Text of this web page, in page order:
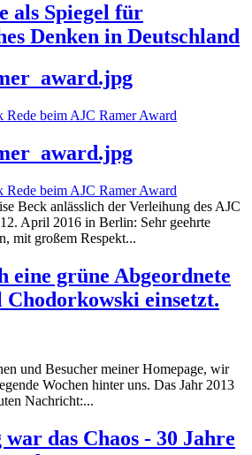
als Spiegel für
Denken in Deutschland
Beck anlässlich der Verleihung des AJC
April 2016 in Berlin: Sehr geehrte
mit großem Respekt...
eine grüne Abgeordnete
einsetzt.
und Besucher meiner Homepage, wir
Wochen hinter uns. Das Jahr 2013
Nachricht:...
das Chaos - 30 Jahre